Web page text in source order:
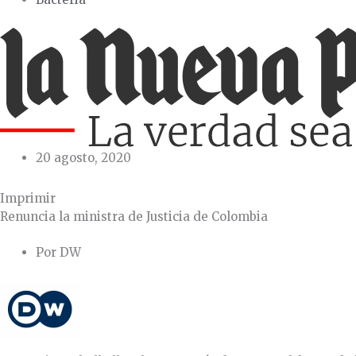
20 agosto, 2020
Imprimir
Renuncia la ministra de Justicia de Colombia
Por DW